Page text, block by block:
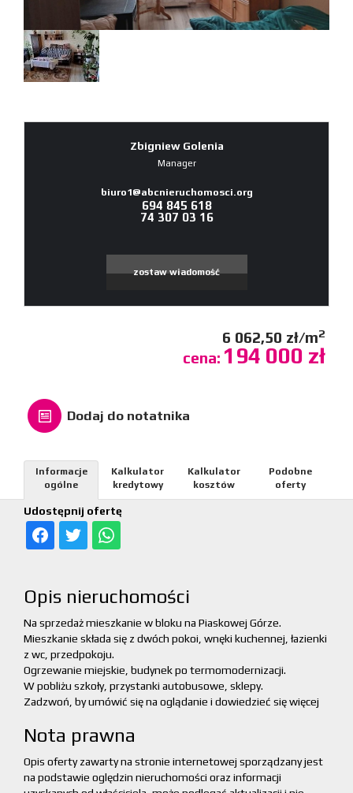
Zbigniew Golenia
Manager
biuro1@abcnieruchomosci.org
694 845 618
74 307 03 16
zostaw wiadomość
6 062,50 zł/m2
cena: 194 000 zł
Dodaj do notatnika
Udostępnij ofertę
Informacje
ogólne
Kalkulator
kredytowy
Kalkulator
kosztów
Podobne
oferty
Opis nieruchomości
Na sprzedaż mieszkanie w bloku na Piaskowej Górze.
Mieszkanie składa się z dwóch pokoi, wnęki kuchennej, łazienki
z wc, przedpokoju.
Ogrzewanie miejskie, budynek po termomodernizacji.
W pobliżu szkoły, przystanki autobusowe, sklepy.
Zadzwoń, by umówić się na oglądanie i dowiedzieć się więcej
Nota prawna
Opis oferty zawarty na stronie internetowej sporządzany jest
na podstawie oględzin nieruchomości oraz informacji